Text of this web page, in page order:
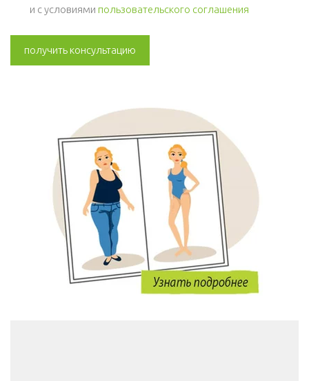
и с условиями пользовательского соглашения
получить консультацию